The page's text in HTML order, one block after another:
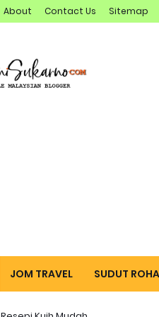
About Contact Us Sitemap
JOM TRAVEL SUDUT